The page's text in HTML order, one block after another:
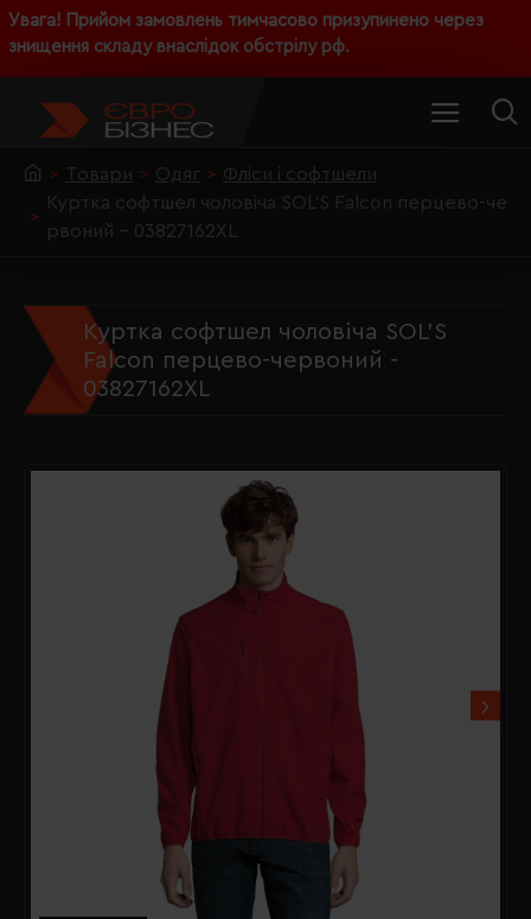
Увага! Прийом замовлень тимчасово призупинено через
знищення складу внаслідок обстрілу рф.
Товари Одяг
Фліси і софтшели
Куртка софтшел чоловіча SOL'S Falcon перцево-че
рвоний - 03827162XL
Куртка софтшел чоловіча SOL'S
Falcon перцево-червоний -
03827162XL